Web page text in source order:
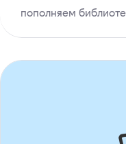
пополняем